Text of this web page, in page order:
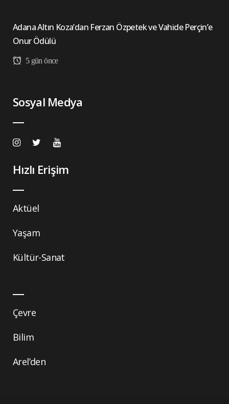
Adana Altın Koza’dan Ferzan Özpetek ve Vahide Perçin’e
Onur Ödülü
5 gün önce
Sosyal Medya
Hızlı Erişim
Aktüel
Yaşam
Kültür-Sanat
Çevre
Bilim
Arel’den